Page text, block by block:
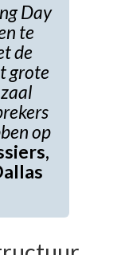
Day
te
de
grote
op